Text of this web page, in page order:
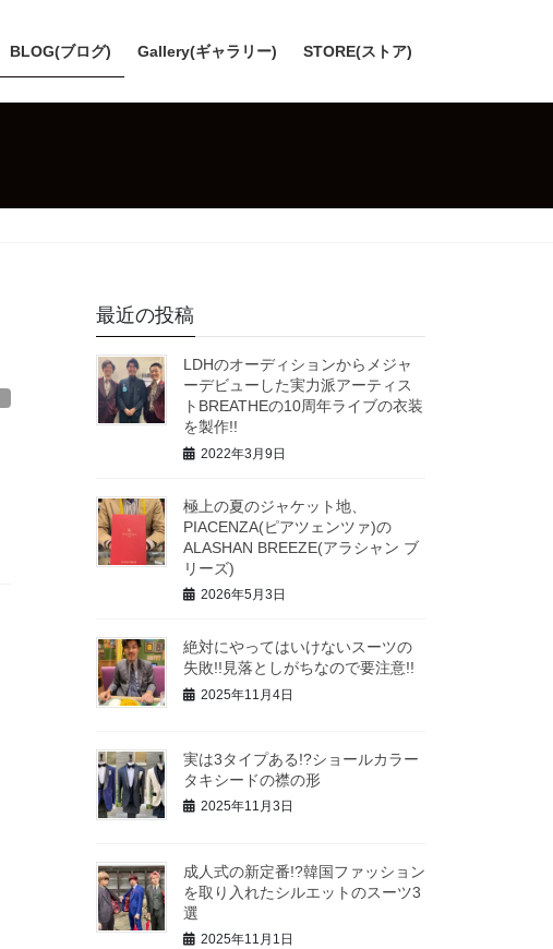
BLOG(ブログ) Gallery(ギャラリー) STORE(ストア)
最近の投稿
LDHのオーディションからメジャ
ーデビューした実力派アーティス
トBREATHEの10周年ライブの衣装
を製作!!
2022年3月9日
極上の夏のジャケット地、
PIACENZA(ピアツェンツァ)の
ALASHAN BREEZE(アラシャン ブ
リーズ)
2026年5月3日
絶対にやってはいけないスーツの
失敗!!見落としがちなので要注意!!
2025年11月4日
実は3タイプある!?ショールカラー
タキシードの襟の形
2025年11月3日
成人式の新定番!?韓国ファッション
を取り入れたシルエットのスーツ3
選
2025年11月1日